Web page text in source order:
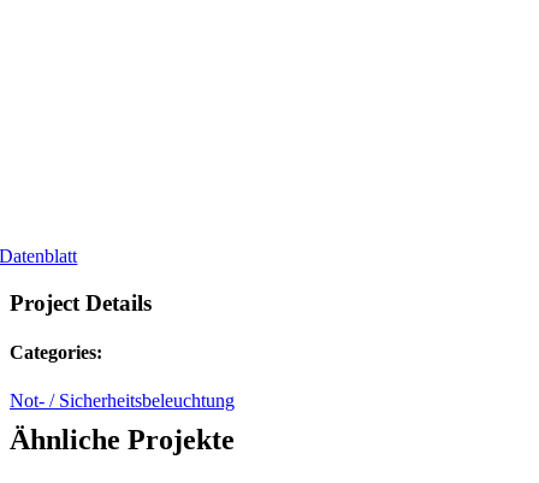
Datenblatt
Project Details
Categories:
Not- / Sicherheitsbeleuchtung
Ähnliche Projekte